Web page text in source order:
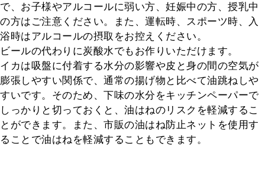
で、お子様やアルコールに弱い方、妊娠中の方、授乳中
の方はご注意ください。また、運転時、スポーツ時、入
浴時はアルコールの摂取をお控えください。
ビールの代わりに炭酸水でもお作りいただけます。
イカは吸盤に付着する水分の影響や皮と身の間の空気が
膨張しやすい関係で、通常の揚げ物と比べて油跳ねしや
すいです。そのため、下味の水分をキッチンペーパーで
しっかりと切っておくと、油はねのリスクを軽減するこ
とができます。また、市販の油はね防止ネットを使用す
ることで油はねを軽減することもできます。